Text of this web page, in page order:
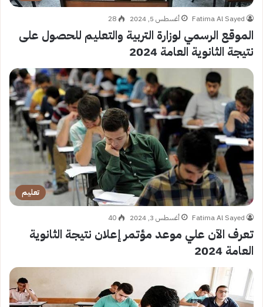
Fatima Al Sayed أغسطس 5, 2024 28
الموقع الرسمي لوزارة التربية والتعليم للحصول على
نتيجة الثانوية العامة 2024
تعليم
Fatima Al Sayed أغسطس 3, 2024 40
تعرف الآن علي موعد مؤتمر إعلان نتيجة الثانوية
العامة 2024